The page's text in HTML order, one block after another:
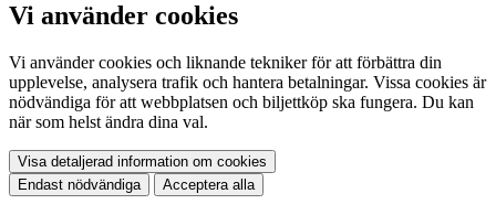
Vi använder cookies
Vi använder cookies och liknande tekniker för att förbättra din
upplevelse, analysera trafik och hantera betalningar. Vissa cookies är
nödvändiga för att webbplatsen och biljettköp ska fungera. Du kan
när som helst ändra dina val.
Visa detaljerad information om cookies
Endast nödvändiga
Acceptera alla